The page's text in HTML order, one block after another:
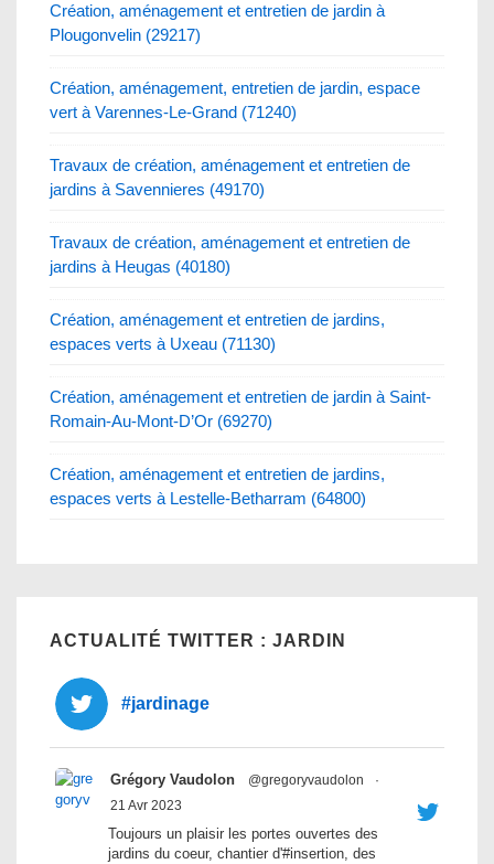
Création, aménagement et entretien de jardin à
Plougonvelin (29217)
Création, aménagement, entretien de jardin, espace
vert à Varennes-Le-Grand (71240)
Travaux de création, aménagement et entretien de
jardins à Savennieres (49170)
Travaux de création, aménagement et entretien de
jardins à Heugas (40180)
Création, aménagement et entretien de jardins,
espaces verts à Uxeau (71130)
Création, aménagement et entretien de jardin à Saint-
Romain-Au-Mont-D’Or (69270)
Création, aménagement et entretien de jardins,
espaces verts à Lestelle-Betharram (64800)
ACTUALITÉ TWITTER : JARDIN
#jardinage
Grégory Vaudolon @gregoryvaudolon
·
21 Avr 2023
Toujours un plaisir les portes ouvertes des
jardins du coeur, chantier d'#insertion, des